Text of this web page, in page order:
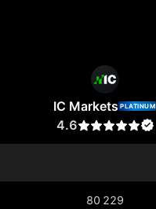
IC Markets PLATINUM
4.6
80 229